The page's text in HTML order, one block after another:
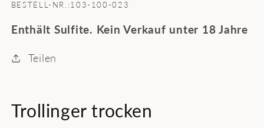
BESTELL-NR.:103-100-023
Enthält Sulfite. Kein Verkauf unter 18 Jahre
Teilen
Trollinger trocken